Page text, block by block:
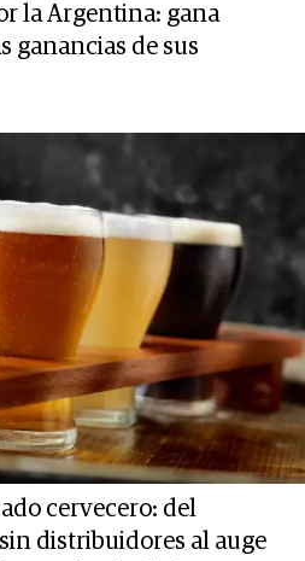
la Argentina: gana
ganancias de sus
cervecero: del
distribuidores al auge